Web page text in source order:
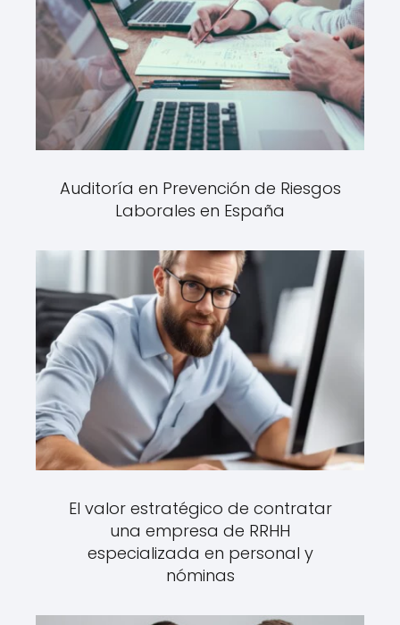
Auditoría en Prevención de Riesgos
Laborales en España
El valor estratégico de contratar
una empresa de RRHH
especializada en personal y
nóminas